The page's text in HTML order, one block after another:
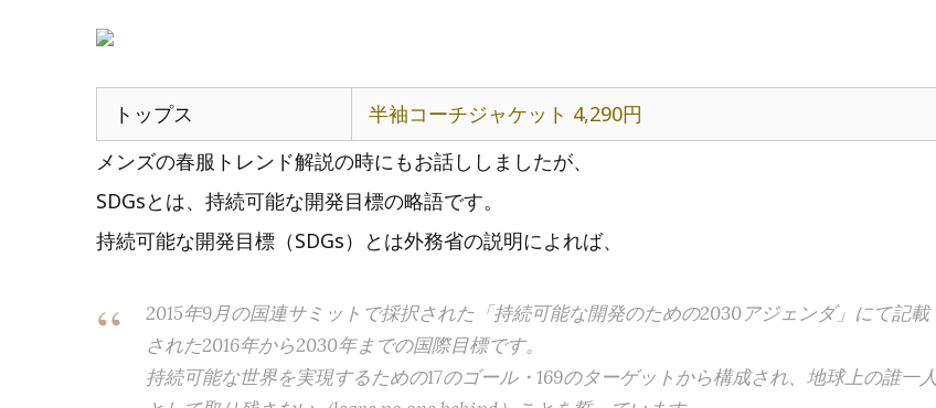
トップス
半袖コーチジャケット 4,290円
メンズの春服トレンド解説の時にもお話ししましたが、
SDGsとは、持続可能な開発目標の略語です。
持続可能な開発目標（SDGs）とは外務省の説明によれば、
2015年9月の国連サミットで採択された「持続可能な開発のための2030アジェンダ」にて記載
された2016年から2030年までの国際目標です。
持続可能な世界を実現するための17のゴール・169のターゲットから構成され、地球上の誰一人